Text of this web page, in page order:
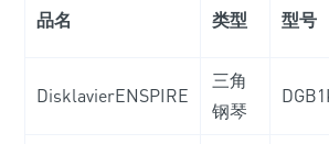
品名 类型 型号
DisklavierENSPIRE
三角
钢琴